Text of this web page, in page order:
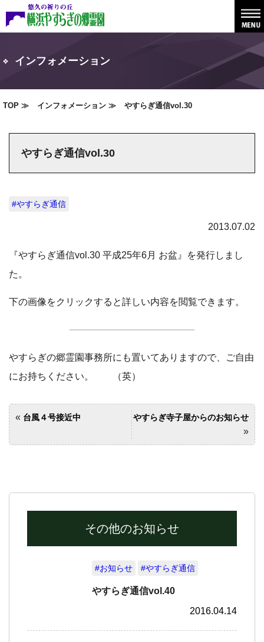
インフォメーション
TOP インフォメーション やすらぎ通信vol.30
やすらぎ通信vol.30
#やすらぎ通信
2013.07.02
『やすらぎ通信vol.30 平成25年6月 お盆』を発行しまし
た。
下の画像をクリックすると詳しい内容を閲覧できます。
やすらぎの郷霊園事務所にも置いてありますので、ご自由
にお持ちください。 （英）
« 台風４号接近中 やすらぎ寺子屋からのお知らせ
»
その他のお知らせ
#お知らせ #やすらぎ通信
やすらぎ通信vol.40
2016.04.14